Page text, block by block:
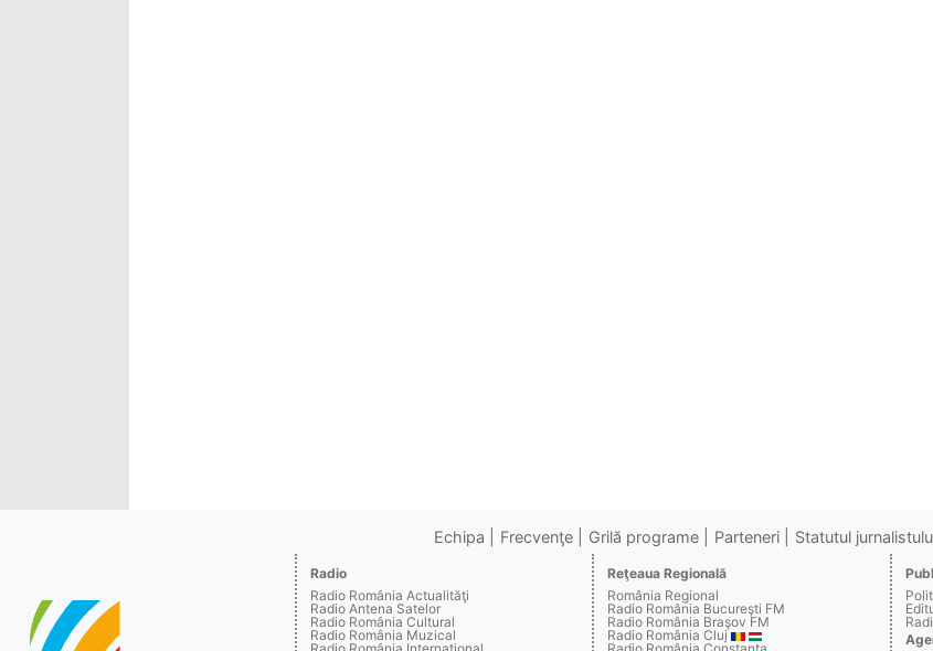
Echipa Frecvenţe Grilă programe Parteneri Statutul
Radio
Radio România Actualităţi
Radio Antena Satelor
Radio România Cultural
Radio România Muzical
Reţeaua Regională
România Regional
Radio România Bucureşti FM
Radio România Braşov FM
Radio România Cluj